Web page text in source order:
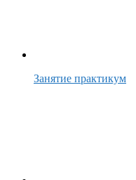
Занятие практикум